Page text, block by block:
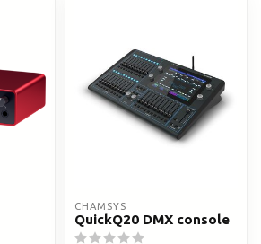
CHAMSYS
QuickQ20 DMX console